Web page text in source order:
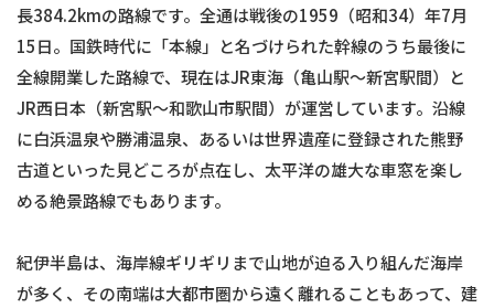
長384.2kmの路線です。全通は戦後の1959（昭和34）年7月
15日。国鉄時代に「本線」と名づけられた幹線のうち最後に
全線開業した路線で、現在はJR東海（亀山駅〜新宮駅間）と
JR西日本（新宮駅〜和歌山市駅間）が運営しています。沿線
に白浜温泉や勝浦温泉、あるいは世界遺産に登録された熊野
古道といった見どころが点在し、太平洋の雄大な車窓を楽し
める絶景路線でもあります。
紀伊半島は、海岸線ギリギリまで山地が迫る入り組んだ海岸
が多く、その南端は大都市圏から遠く離れることもあって、建